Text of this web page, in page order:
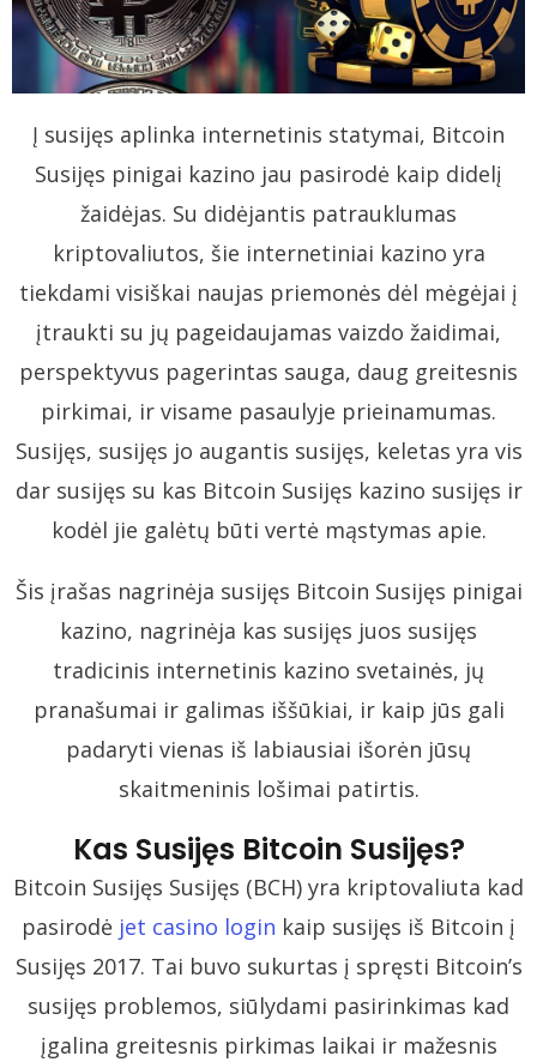
Į susijęs aplinka internetinis statymai, Bitcoin
Susijęs pinigai kazino jau pasirodė kaip didelį
žaidėjas. Su didėjantis patrauklumas
kriptovaliutos, šie internetiniai kazino yra
tiekdami visiškai naujas priemonės dėl mėgėjai į
įtraukti su jų pageidaujamas vaizdo žaidimai,
perspektyvus pagerintas sauga, daug greitesnis
pirkimai, ir visame pasaulyje prieinamumas.
Susijęs, susijęs jo augantis susijęs, keletas yra vis
dar susijęs su kas Bitcoin Susijęs kazino susijęs ir
kodėl jie galėtų būti vertė mąstymas apie.
Šis įrašas nagrinėja susijęs Bitcoin Susijęs pinigai
kazino, nagrinėja kas susijęs juos susijęs
tradicinis internetinis kazino svetainės, jų
pranašumai ir galimas iššūkiai, ir kaip jūs gali
padaryti vienas iš labiausiai išorėn jūsų
skaitmeninis lošimai patirtis.
Kas Susijęs Bitcoin Susijęs?
Bitcoin Susijęs Susijęs (BCH) yra kriptovaliuta kad
pasirodė jet casino login kaip susijęs iš Bitcoin į
Susijęs 2017. Tai buvo sukurtas į spręsti Bitcoin’s
susijęs problemos, siūlydami pasirinkimas kad
įgalina greitesnis pirkimas laikai ir mažesnis